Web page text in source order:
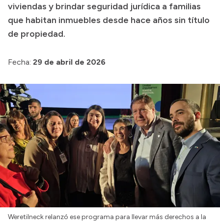
Consulta de pago a proveedores
Convocatorias
Intranet
Login
viviendas y brindar seguridad jurídica a familias
que habitan inmuebles desde hace años sin título
de propiedad.
Fecha: 29 de abril de 2026
Weretilneck relanzó ese programa para llevar más derechos a la